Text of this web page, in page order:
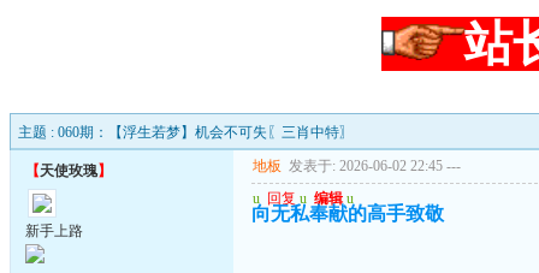
站
主题 : 060期：【浮生若梦】机会不可失〖三肖中特〗
【天使玫瑰】
新手上路
地板 发表于: 2026-06-02 22:45 ---
u 回复 u 编辑 u
向无私奉献的高手致敬